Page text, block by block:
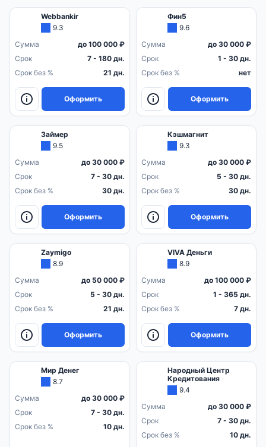
Webbankir
9.3
Сумма
до 100 000 ₽
Срок
7 - 180 дн.
Срок без %
21 дн.
Оформить
Фин5
9.6
Сумма
до 30 000 ₽
Срок
1 - 30 дн.
Срок без %
нет
Оформить
Займер
9.5
Сумма
до 30 000 ₽
Срок
7 - 30 дн.
Срок без %
30 дн.
Оформить
Кэшмагнит
9.3
Сумма
до 30 000 ₽
Срок
5 - 30 дн.
Срок без %
30 дн.
Оформить
Zaymigo
8.9
Сумма
до 50 000 ₽
Срок
5 - 30 дн.
Срок без %
21 дн.
Оформить
VIVA Деньги
8.9
Сумма
до 100 000 ₽
Срок
1 - 365 дн.
Срок без %
7 дн.
Оформить
Мир Денег
8.7
Сумма
до 30 000 ₽
Срок
7 - 30 дн.
Срок без %
10 дн.
Народный Центр
Кредитования
9.4
Сумма
до 30 000 ₽
Срок
7 - 30 дн.
Срок без %
10 дн.